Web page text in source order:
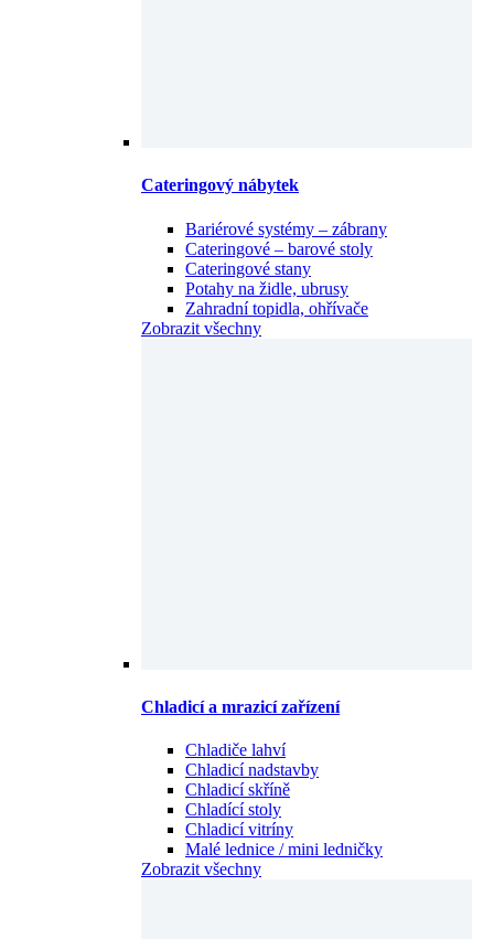
Cateringový nábytek
Bariérové systémy – zábrany
Cateringové – barové stoly
Cateringové stany
Potahy na židle, ubrusy
Zahradní topidla, ohřívače
Zobrazit všechny
Chladicí a mrazicí zařízení
Chladiče lahví
Chladicí nadstavby
Chladicí skříně
Chladící stoly
Chladicí vitríny
Malé lednice / mini ledničky
Zobrazit všechny